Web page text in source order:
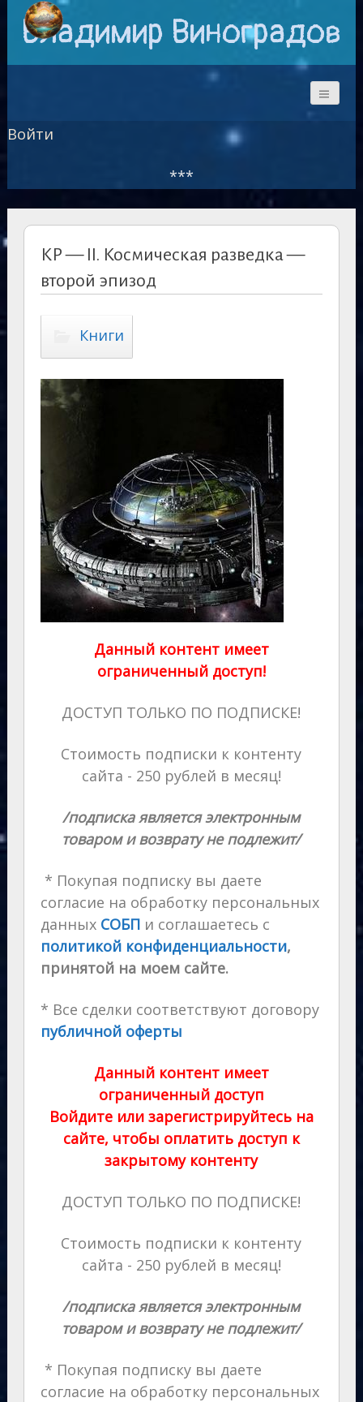
Владимир Виноградов
Войти
***
КР — II. Космическая разведка —
второй эпизод
Книги
Данный контент имеет
ограниченный доступ!
ДОСТУП ТОЛЬКО ПО ПОДПИСКЕ!
Стоимость подписки к контенту
сайта - 250 рублей в месяц!
/подписка является электронным
товаром и возврату не подлежит/
* Покупая подписку вы даете
согласие на обработку персональных
данных СОБП и соглашаетесь с
политикой конфиденциальности,
принятой на моем сайте.
* Все сделки соответствуют договору
публичной оферты
Данный контент имеет
ограниченный доступ
Войдите или зарегистрируйтесь на
сайте, чтобы оплатить доступ к
закрытому контенту
ДОСТУП ТОЛЬКО ПО ПОДПИСКЕ!
Стоимость подписки к контенту
сайта - 250 рублей в месяц!
/подписка является электронным
товаром и возврату не подлежит/
* Покупая подписку вы даете
согласие на обработку персональных